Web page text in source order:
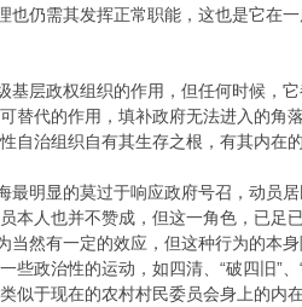
也仍需其发挥正常职能，这也是它在
层政权组织的作用，但任何时候，它
替代的作用，填补政府无法进入的角
治组织自有其生存之根，有其内在的
明显的莫过于响应政府号召，动员居
本人也并不赞成，但这一角色，已足
然有一定的效应，但这种行为的本
政治性的运动，如四清、“破四旧”、
似于现在的农村村民委员会身上的内